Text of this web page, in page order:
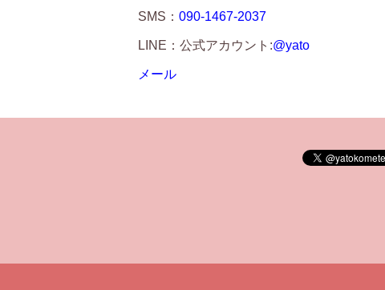
SMS： 090-1467-2037
LINE：公式アカウント:@yato
メール